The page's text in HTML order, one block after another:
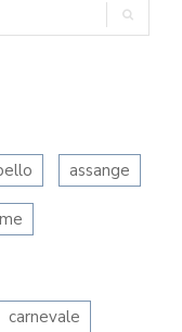
assange
carnevale